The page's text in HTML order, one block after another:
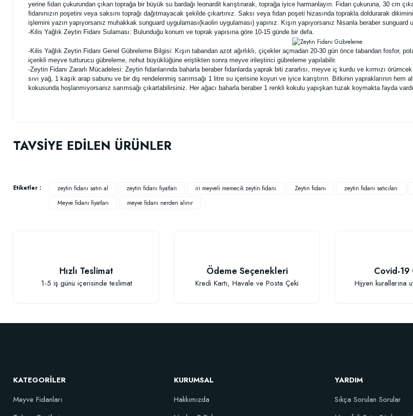
yerine fidan çukurundan çıkan toprağa bir büyük su bardağı leonardit karıştırarak, toprağa iyice harmanlayın. Fidan çukuruna, 30 cm
fidanınızın poşetini veya saksını toprağı dağıtmayacak şekilde çıkartınız. Saksı veya fidan poşeti hizasında toprakla doldurarak
işlemini yazın yapıyorsanız muhakkak sunguard uygulaması(kaolin uygulaması) yapınız. Kışın yapıyorsanız Nisanla beraber sunguard
-Kilis Yağlık Zeytin Fidanı Sulaması: Bulunduğu konum ve toprak yapısına göre 10-15 günde bir defa.
-Kilis Yağlık Zeytin Fidanı Genel Gübreleme Bilgisi: Kışın tabandan azot ağırlıklı, çiçekler açmadan 20-30 gün önce tabandan fosfor,
içerikli meyve tutturucu gübreleme, nohut büyüklüğüne eriştikten sonra meyve irileştirici gübreleme yapılabilir.
-Zeytin Fidanı Zararlı Mücadelesi: Zeytin fidanlarında baharla beraber fidanlarda yaprak biti zararlısı, meyve iç kurdu ve kırmızı
sıvı yağ, 1 kaşık arap sabunu ve bir diş rendelenmiş sarımsağı 1 litre su içerisine koyun ve iyice karıştırın. Bitkinin yapraklarının hem
kokusunda hoşlanmıyorsanız sarımsağı çıkartabilirsiniz. Her ağacı baharla beraber 1 renkli kokulu yapışkan tuzak koymakta fayda
Ürün bilgilerinde hatalar bulunuyor.
Ürün fiyatı diğer sitelerden daha pahalı.
TAVSİYE EDİLEN ÜRÜNLER
Etiketler : zeytin fidanı satın al zeytin fidanı fiyatları iri meyveli memecik zeytin fidanı Zeytin fidanı zeytin fidanı satıcıları
Meyve fidanı fiyatları
meyve fidanı nerden alınır
Hızlı Teslimat
1-5 iş günü içerisinde teslimat
Ödeme Seçenekleri
Kredi Kartı, Havale ve Posta Çeki
Covid-
Hijyen kurallarına
KATEGORİLER
Meyve Fidanları
KURUMSAL
Hakkımızda
YARDIM
Sıkça Sorulan Sorular